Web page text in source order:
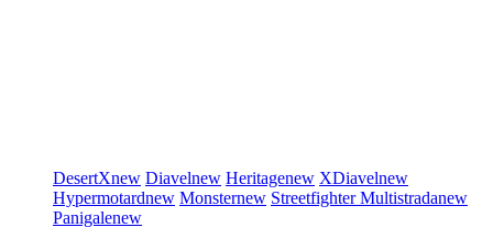
DesertXnew Diavelnew Heritagenew XDiavelnew
Hypermotardnew Monsternew StreetfighterMultistradanew
Panigalenew